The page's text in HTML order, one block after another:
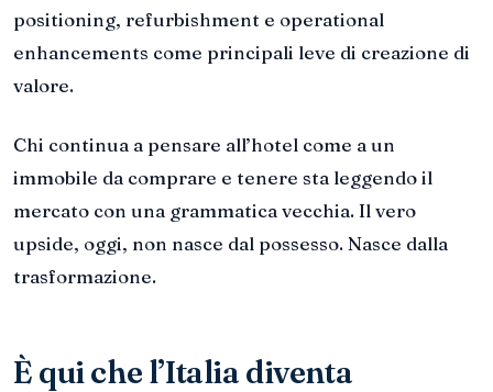
positioning, refurbishment e operational
enhancements come principali leve di creazione di
valore.
Chi continua a pensare all’hotel come a un
immobile da comprare e tenere sta leggendo il
mercato con una grammatica vecchia. Il vero
upside, oggi, non nasce dal possesso. Nasce dalla
trasformazione.
È qui che l’Italia diventa